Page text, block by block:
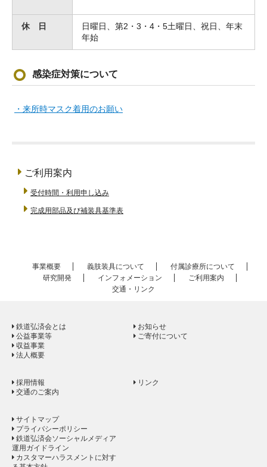
休 日
日曜日、第2・3・4・5土曜日、祝日、年末
年始
感染症対策について
・来所時マスク着用のお願い
ご利用案内
受付時間・利用申し込み
完成用部品及び補装具基準表
事業概要 義肢装具について
付属診療所について
研究開発
インフォメーション
ご利用案内
交通・リンク
鉄道弘済会とは
公益事業等
収益事業
法人概要
お知らせ
ご寄付について
採用情報
交通のご案内
リンク
サイトマップ
プライバシーポリシー
鉄道弘済会ソーシャルメディア
運用ガイドライン
カスタマーハラスメントに対す